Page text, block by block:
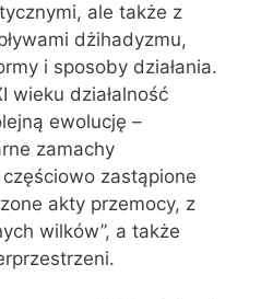
ale także z
dżihadyzmu,
i sposoby działania.
wieku działalność
ewolucję –
zamachy
zastąpione
akty przemocy, z
wilków”, a także